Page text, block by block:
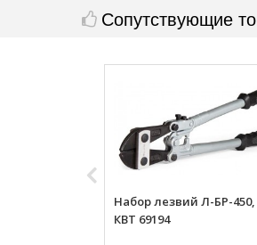
Сопутствующие
Набор лезвий Л-БР-450,
КВТ 69194